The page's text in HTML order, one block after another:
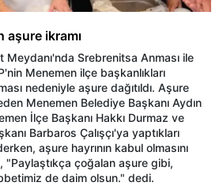
aşure ikramı
Srebrenitsa Anması ile
Menemen ilçe başkanlıkları
nedeniyle aşure dağıtıldı. Aşure
Menemen Belediye Başkanı Aydın
İlçe Başkanı Hakkı Durmaz ve
Barbaros Çalışçı'ya yaptıkları
aşure hayrının kabul olmasını
"Paylaştıkça çoğalan aşure gibi,
de daim olsun." dedi.